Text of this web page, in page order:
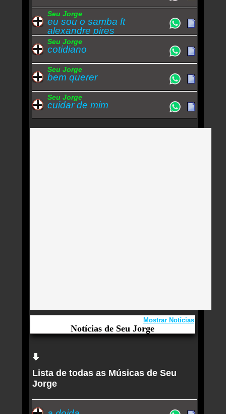
Seu Jorge
eu sou o samba ft
alexandre pires
Seu Jorge
cotidiano
Seu Jorge
bem querer
Seu Jorge
cuidar de mim
Notícias de Seu Jorge
Mostrar Notícias
Aqui você curte Seu Jorge e seus Sucessos,
Antigas, Novas e os Lançamentos.
Festival de Inverno do Rio inicia 2º fim de semana
com Marina Sena, Criolo, Seu Jorge e Marcelo D2
Lista de todas as Músicas de Seu
Jorge